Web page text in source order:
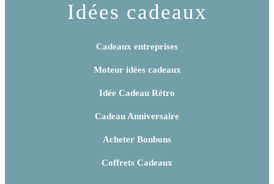
Idées cadeaux
Cadeaux entreprises
Moteur idées cadeaux
Idée Cadeau Rétro
Cadeau Anniversaire
Acheter Bonbons
Coffrets Cadeaux